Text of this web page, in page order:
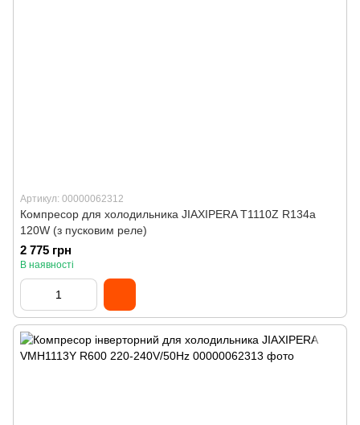
Артикул: 00000062312
Компресор для холодильника JIAXIPERA T1110Z R134a
120W (з пусковим реле)
2 775 грн
В наявності